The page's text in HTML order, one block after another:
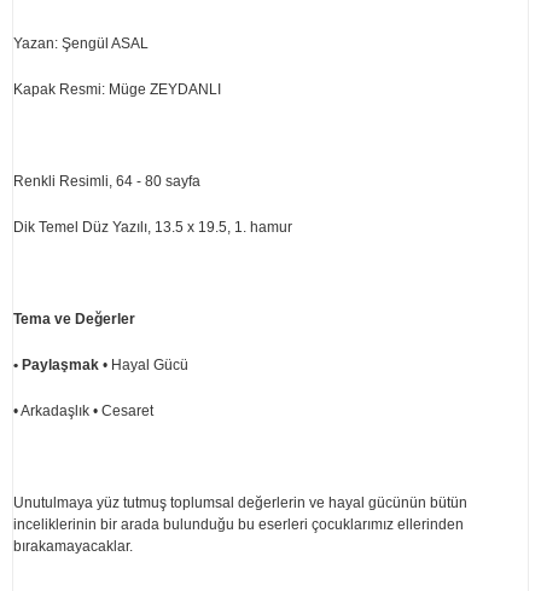
Yazan: Şengül ASAL
Kapak Resmi: Müge ZEYDANLI
Renkli Resimli, 64 - 80 sayfa
Dik Temel Düz Yazılı, 13.5 x 19.5, 1. hamur
Tema ve Değerler
• Paylaşmak • Hayal Gücü
• Arkadaşlık • Cesaret
Unutulmaya yüz tutmuş toplumsal değerlerin ve hayal gücünün bütün
inceliklerinin bir arada bulunduğu bu eserleri çocuklarımız ellerinden
bırakamayacaklar.